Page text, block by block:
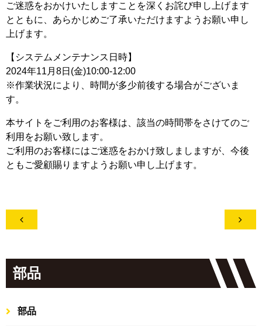
ご迷惑をおかけいたしますことを深くお詫び申し上げます
とともに、あらかじめご了承いただけますようお願い申し
上げます。
【システムメンテナンス日時】
2024年11月8日(金)10:00-12:00
※作業状況により、時間が多少前後する場合がございま
す。
本サイトをご利用のお客様は、該当の時間帯をさけてのご
利用をお願い致します。
ご利用のお客様にはご迷惑をおかけ致しましますが、今後
ともご愛顧賜りますようお願い申し上げます。
 
部品
部品